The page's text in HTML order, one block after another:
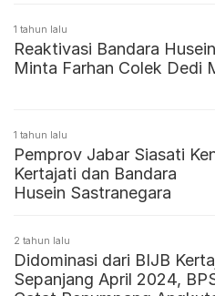
1 tahun lalu
Reaktivasi Bandara
Minta Farhan Colek Dedi
1 tahun lalu
Pemprov Jabar Siasati
Kertajati dan Bandara
Husein Sastranegara
2 tahun lalu
Didominasi dari BIJB
Sepanjang April 2024,